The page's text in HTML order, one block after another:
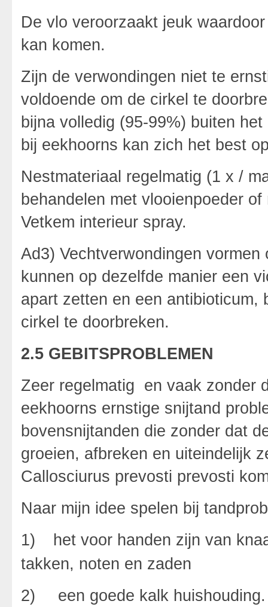
De vlo veroorzaakt jeuk
kan komen.
Zijn de verwondingen niet te
voldoende om de cirkel te
bijna volledig (95-99%) buiten
bij eekhoorns kan zich het best
Nestmateriaal regelmatig (1 x /
behandelen met vlooienpoeder
Vetkem interieur spray.
Ad3) Vechtverwondingen
kunnen op dezelfde manier een
apart zetten en een antibioticum,
cirkel te doorbreken.
2.5 GEBITSPROBLEMEN
Zeer regelmatig en vaak zonder
eekhoorns ernstige snijtand
bovensnijtanden die zonder dat
groeien, afbreken en uiteindelijk
Callosciurus prevosti prevosti
Naar mijn idee spelen bij
1)
het voor handen zijn van
takken, noten en zaden
2)
een goede kalk huishouding.